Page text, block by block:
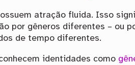
atração fluida. Isso
por gêneros diferentes – ou
de tempo diferentes.
identidades como